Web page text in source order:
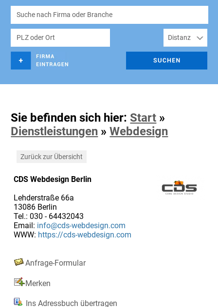
Sie befinden sich hier: Start »
Dienstleistungen »Webdesign
Zurück zur Übersicht
CDS Webdesign Berlin
Lehderstraße 66a
13086 Berlin
Tel.: 030 - 64432043
Email: info@cds-webdesign.com
WWW: https://cds-webdesign.com
Anfrage-Formular
Merken
Ins Adressbuch übertragen